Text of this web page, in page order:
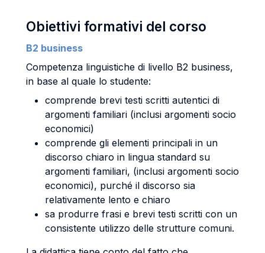
Obiettivi formativi del corso
B2 business
Competenza linguistiche di livello B2 business,
in base al quale lo studente:
comprende brevi testi scritti autentici di
argomenti familiari (inclusi argomenti socio
economici)
comprende gli elementi principali in un
discorso chiaro in lingua standard su
argomenti familiari, (inclusi argomenti socio
economici), purché il discorso sia
relativamente lento e chiaro
sa produrre frasi e brevi testi scritti con un
consistente utilizzo delle strutture comuni.